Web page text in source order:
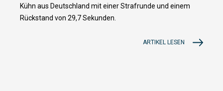
Kühn aus Deutschland mit einer Strafrunde und einem
Rückstand von 29,7 Sekunden.
ARTIKEL LESEN